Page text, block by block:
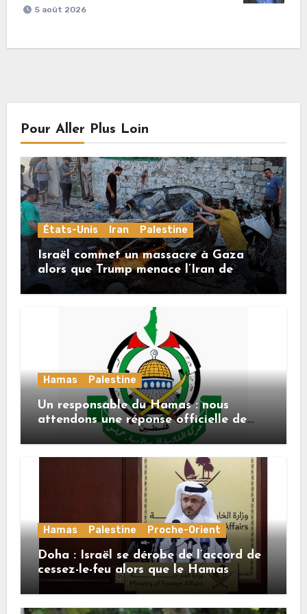
5 août 2026
Pour Aller Plus Loin
États-Unis Iran Palestine
Israël commet un massacre à Gaza
alors que Trump menace l’Iran de
«décapitation»
Hamas Palestine
Un responsable du Hamas : nous
attendons une réponse officielle de
Mladenov concernant la feuille de
Hamas Palestine Proche-Orient
Doha : Israël se dérobe de l’accord de
cessez-le-feu alors que le Hamas
honore ses engagements